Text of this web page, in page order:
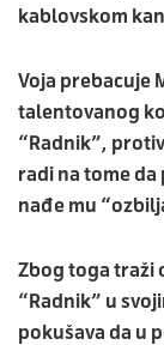
kablovskom
Voja prebacuje
talentovanog
“Radnik”,
radi na tome
nađe mu
Zbog toga traži
“Radnik” u
pokušava da u